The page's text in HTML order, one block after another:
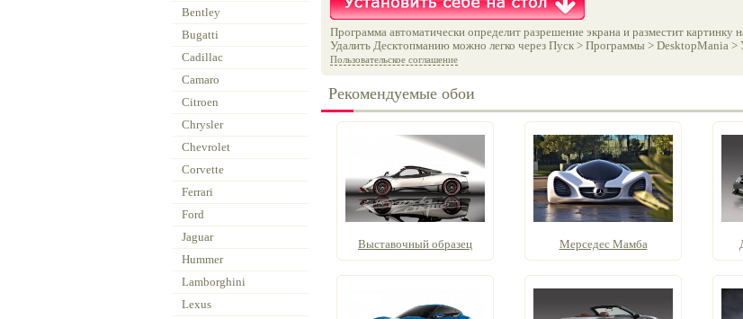
Bentley
Bugatti
Cadillac
Camaro
Citroen
Chrysler
Chevrolet
Corvette
Ferrari
Ford
Jaguar
Hummer
Lamborghini
Lexus
Программа автоматически определит разрешение экрана и разместит картинку
Удалить Десктопманию можно легко через Пуск > Программы > DesktopMania >
Пользовательское соглашение
Рекомендуемые обои
Выставочный образец Мерседес Мамба